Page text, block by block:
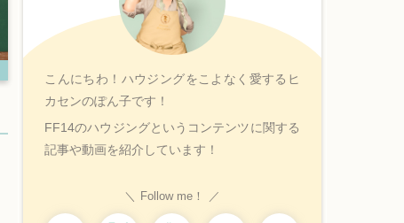
こんにちわ！ハウジングをこよなく愛するヒ
カセンのぽん子です！
FF14のハウジングというコンテンツに関する
記事や動画を紹介しています！
Follow me！